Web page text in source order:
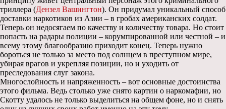
триллера (Дензел Вашингтон). Он придумал уникальный способ
доставки наркотиков из Азии – в гробах американских солдат.
Теперь он недосягаем по качеству и количеству товара. Но стоит
попасть на радары полиции – корумпированной или честной – и
всему этому благообразию приходит конец. Теперь нужно
бороться не только за место под солнцем в преступном мире,
убирая врагов и укрепляя позиции, но и уходить от
преследования слуг закона.
Многослойность и напряженность – вот основные достоинства
этого фильма. Ведь столько уже снято картин о наркомафии, но
Скотту удалось не только выделиться на общем фоне, но и снять